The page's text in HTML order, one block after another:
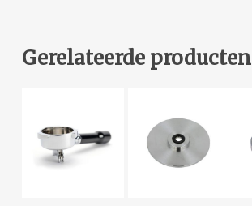
Gerelateerde producten